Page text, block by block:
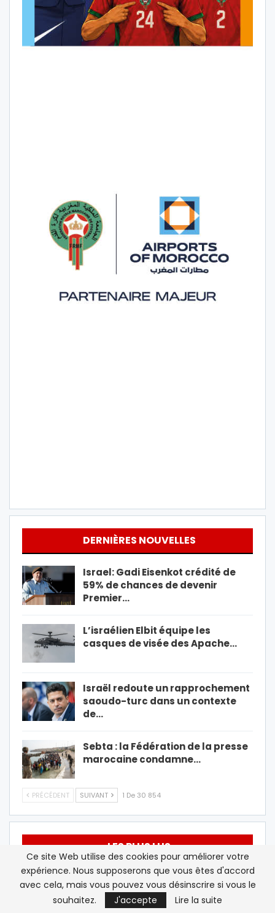
DERNIÈRES NOUVELLES
Israel: Gadi Eisenkot crédité de
59% de chances de devenir
Premier…
L’israélien Elbit équipe les
casques de visée des Apache…
Israël redoute un rapprochement
saoudo-turc dans un contexte
de…
Sebta : la Fédération de la presse
marocaine condamne…
PRÉCÉDENT SUIVANT 1 De 30 854
LES PLUS LUS
France/ Polisario: sortir de la zone grise
Beur FM/Israël: Rose Ameziane dénonce les
Ce site Web utilise des cookies pour améliorer votre
expérience. Nous supposerons que vous êtes d'accord
avec cela, mais vous pouvez vous désinscrire si vous le
souhaitez.
J'accepte Lire la suite